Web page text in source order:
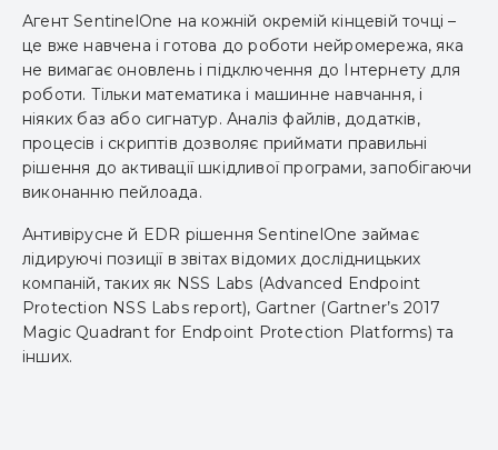
Агент SentinelOne на кожній окремій кінцевій точці –
це вже навчена і готова до роботи нейромережа, яка
не вимагає оновлень і підключення до Інтернету для
роботи. Тільки математика і машинне навчання, і
ніяких баз або сигнатур. Аналіз файлів, додатків,
процесів і скриптів дозволяє приймати правильні
рішення до активації шкідливої ​​програми, запобігаючи
виконанню пейлоада.
Антивірусне й EDR рішення SentinelOne займає
лідируючі позиції в звітах відомих дослідницьких
компаній, таких як NSS Labs (Advanced Endpoint
Protection NSS Labs report), Gartner (Gartner’s 2017
Magic Quadrant for Endpoint Protection Platforms) та
інших.